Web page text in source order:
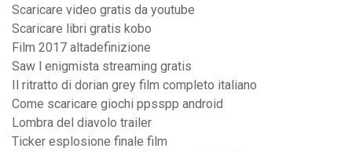
Scaricare video gratis da youtube
Scaricare libri gratis kobo
Film 2017 altadefinizione
Saw l enigmista streaming gratis
Il ritratto di dorian grey film completo italiano
Come scaricare giochi ppsspp android
Lombra del diavolo trailer
Ticker esplosione finale film